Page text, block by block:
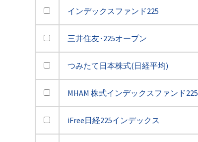
インデックスファンド225
三井住友･225オープン
つみたて日本株式(日経平均)
MHAM 株式インデックスファンド225
iFree日経225インデックス